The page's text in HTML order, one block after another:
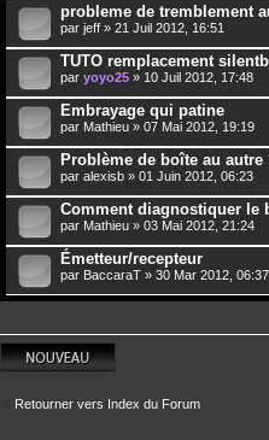
probleme de tremblement
par jeff » 21 Juil 2012, 16:51
TUTO remplacement
par yoyo25 » 10 Juil 2012, 17:48
Embrayage qui patine
par Mathieu » 07 Mai 2012, 19:19
Problème de boîte au autre
par alexisb » 01 Juin 2012, 06:23
Comment diagnostiquer le
par Mathieu » 03 Mai 2012, 21:24
Émetteur/recepteur
par BaccaraT » 30 Mar 2012, 06:37
Écrire un nouveau
sujet
Retourner vers Index du Forum